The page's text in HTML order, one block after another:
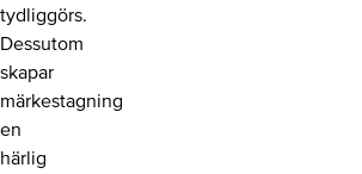
tydliggörs.
Dessutom
skapar
märkestagning
en
härlig